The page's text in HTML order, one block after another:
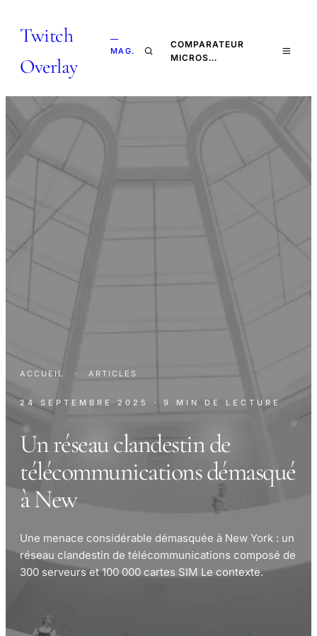
Twitch
Overlay
—
MAG.
COMPARATEUR
MICROS…
ACCUEIL · ARTICLES
24 SEPTEMBRE 2025 · 9 MIN DE LECTURE
Un réseau clandestin de
télécommunications démasqué
à New
Une menace considérable démasquée à New York : un
réseau clandestin de télécommunications composé de
300 serveurs et 100 000 cartes SIM Le contexte.